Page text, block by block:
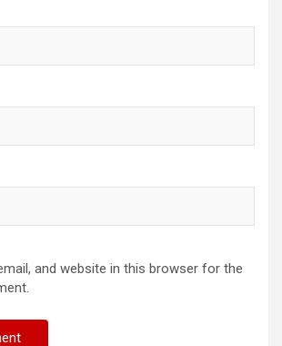
and website in this browser for the